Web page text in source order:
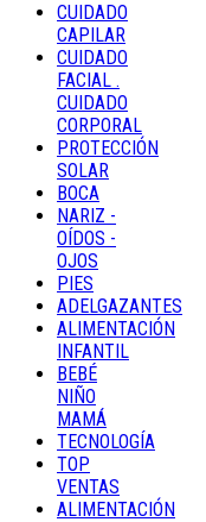
CUIDADO
CAPILAR
CUIDADO
FACIAL .
CUIDADO
CORPORAL
PROTECCIÓN
SOLAR
BOCA
NARIZ -
OÍDOS -
OJOS
PIES
ADELGAZANTES
ALIMENTACIÓN
INFANTIL
BEBÉ
NIÑO
MAMÁ
TECNOLOGÍA
TOP
VENTAS
ALIMENTACIÓN